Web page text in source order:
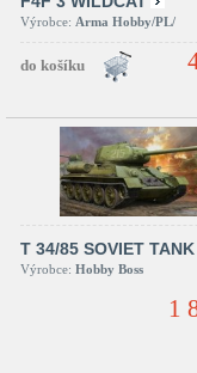
Výrobce: Arma Hobby/PL/
T 34/85 SOVIET TANK
Výrobce: Hobby Boss
1